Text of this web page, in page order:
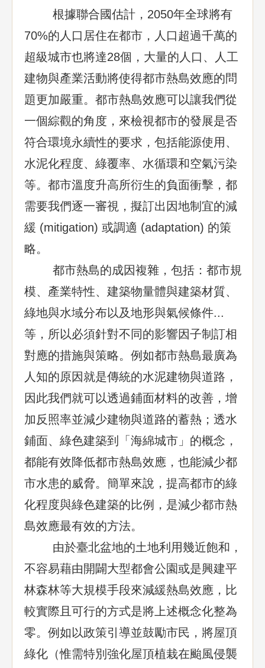
根據聯合國估計，2050年全球將有
70%的人口居住在都市，人口超過千萬的
超級城市也將達28個，大量的人口、人工
建物與產業活動將使得都市熱島效應的問
題更加嚴重。都市熱島效應可以讓我們從
一個綜觀的角度，來檢視都市的發展是否
符合環境永續性的要求，包括能源使用、
水泥化程度、綠覆率、水循環和空氣污染
等。都市溫度升高所衍生的負面衝擊，都
需要我們逐一審視，擬訂出因地制宜的減
緩 (mitigation) 或調適 (adaptation) 的策
略。
都市熱島的成因複雜，包括：都市規
模、產業特性、建築物量體與建築材質、
綠地與水域分布以及地形與氣候條件...
等，所以必須針對不同的影響因子制訂相
對應的措施與策略。例如都市熱島最廣為
人知的原因就是傳統的水泥建物與道路，
因此我們就可以透過鋪面材料的改善，增
加反照率並減少建物與道路的蓄熱；透水
鋪面、綠色建築到「海綿城市」的概念，
都能有效降低都市熱島效應，也能減少都
市水患的威脅。簡單來說，提高都市的綠
化程度與綠色建築的比例，是減少都市熱
島效應最有效的方法。
由於臺北盆地的土地利用幾近飽和，
不容易藉由開闢大型都會公園或是興建平
林森林等大規模手段來減緩熱島效應，比
較實際且可行的方式是將上述概念化整為
零。例如以政策引導並鼓勵市民，將屋頂
綠化（惟需特別強化屋頂植栽在颱風侵襲